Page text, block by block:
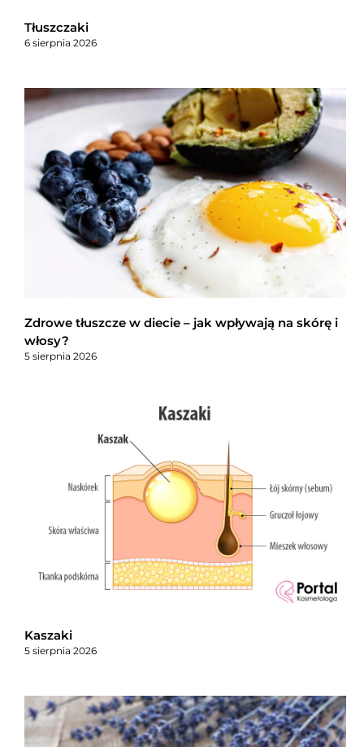
Tłuszczaki
6 sierpnia 2026
Zdrowe tłuszcze w diecie – jak wpływają na skórę i
włosy?
5 sierpnia 2026
Kaszaki
5 sierpnia 2026